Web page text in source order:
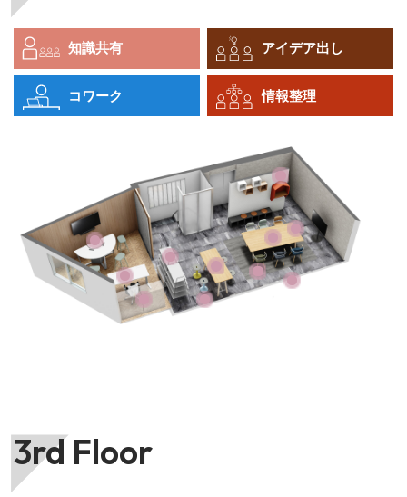
知識共有 アイデア出し
コワーク 情報整理
3rd Floor